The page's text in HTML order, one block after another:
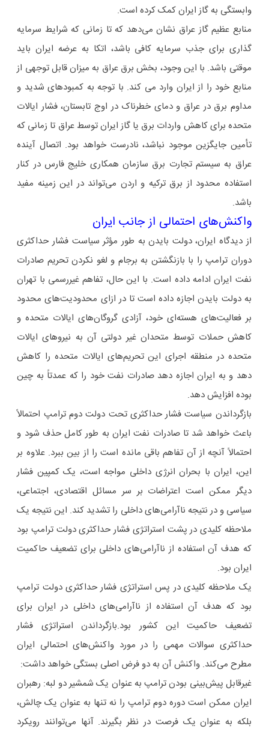
وابستگی به گاز ایران کمک کرده است.
منابع عظیم گاز عراق نشان می‌دهد که تا زمانی که شرایط سرمایه
گذاری برای جذب سرمایه کافی باشد، اتکا به عرضه ایران باید
موقتی باشد. با این وجود، بخش برق عراق به میزان قابل توجهی از
منابع خود را از ایران وارد می کند. با توجه به کمبودهای شدید و
مداوم برق در عراق و دمای خطرناک در اوج تابستان، فشار ایالات
متحده برای کاهش واردات برق یا گاز ایران توسط عراق تا زمانی که
تأمین جایگزین موجود نباشد، نادرست خواهد بود. اتصال آینده
عراق به سیستم تجارت برق سازمان همکاری خلیج فارس در کنار
استفاده محدود از برق ترکیه و اردن می‌تواند در این زمینه مفید
باشد.
واکنش‌های احتمالی از جانب ایران
از دیدگاه ایران، دولت بایدن به طور مؤثر سیاست فشار حداکثری
دوران ترامپ را با بازنگشتن به برجام و لغو نکردن تحریم‌ صادرات
نفت ایران ادامه داده است. با این حال، تفاهم غیررسمی با تهران
به دولت بایدن اجازه داده است تا در ازای محدودیت‌های محدود
بر فعالیت‌های هسته‌ای خود، آزادی گروگان‌های ایالات متحده و
کاهش حملات توسط متحدان غیر دولتی آن به نیروهای ایالات
متحده در منطقه اجرای این تحریم‌های ایالات متحده را کاهش
دهد و به ایران اجازه دهد صادرات نفت خود را که عمدتاً به چین
بوده افزایش دهد.
بازگرداندن سیاست فشار حداکثری تحت دولت دوم ترامپ احتمالاً
باعث خواهد شد تا صادرات نفت ایران به طور کامل حذف شود و
احتمالاً آنچه از آن تفاهم باقی مانده است را از بین ببرد. علاوه بر
این، ایران با بحران انرژی داخلی مواجه است، یک کمپین فشار
دیگر ممکن است اعتراضات بر سر مسائل اقتصادی، اجتماعی،
سیاسی و در نتیجه ناآرامی‌های داخلی را تشدید کند. این نتیجه یک
ملاحظه کلیدی در پشت استراتژی فشار حداکثری دولت ترامپ بود
که هدف آن استفاده از ناآرامی‌های داخلی برای تضعیف حاکمیت
ایران بود.
یک ملاحظه کلیدی در پس استراتژی فشار حداکثری دولت ترامپ
بود که هدف آن استفاده از ناآرامی‌های داخلی در ایران برای
تضعیف حاکمیت این کشور بود.بازگرداندن استراتژی فشار
حداکثری سوالات مهمی را در مورد واکنش‌های احتمالی ایران
مطرح می‌کند. واکنش آن به دو فرض اصلی بستگی خواهد داشت:
غیرقابل پیش‌بینی بودن ترامپ به عنوان یک شمشیر دو لبه: رهبران
ایران ممکن است دوره دوم ترامپ را نه تنها به عنوان یک چالش،
بلکه به عنوان یک فرصت در نظر بگیرند. آنها می‌توانند رویکرد